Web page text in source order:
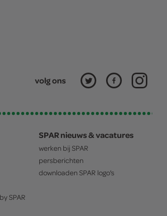
volg ons
SPAR
SPAR nieuws & vacatures
werken bij SPAR
persberichten
downloaden SPAR logo's